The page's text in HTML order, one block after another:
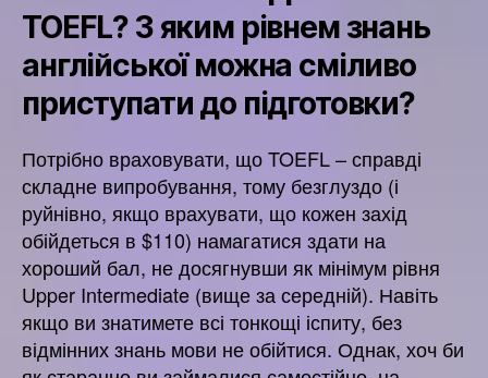
TOEFL? З яким рівнем знань
англійської можна сміливо
приступати до підготовки?
Потрібно враховувати, що TOEFL – справді
складне випробування, тому безглуздо (і
руйнівно, якщо врахувати, що кожен захід
обійдеться в $110) намагатися здати на
хороший бал, не досягнувши як мінімум рівня
Upper Intermediate (вище за середній). Навіть
якщо ви знатимете всі тонкощі іспиту, без
відмінних знань мови не обійтися. Однак, хоч би